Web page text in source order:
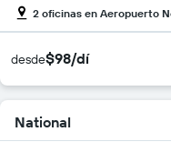
2 oficinas en Aeropuerto
desde$98/dí
National